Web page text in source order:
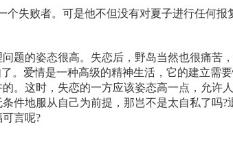
失败者。可是他不但没有对夏子进行任何报
题的姿态很高。失恋后，野岛当然也很痛苦
。爱情是一种高级的精神生活，它的建立需
。这时，失恋的一方应该姿态高一点，允许
件地服从自己为前提，那岂不是太自私了吗
言呢?